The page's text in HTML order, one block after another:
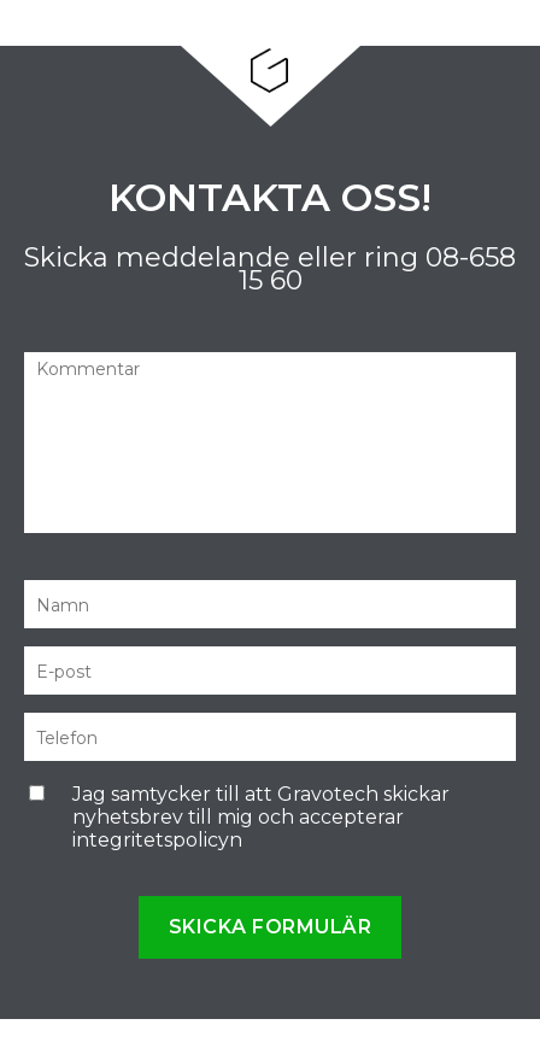
KONTAKTA OSS!
Skicka meddelande eller ring 08-658
15 60
Jag samtycker till att Gravotech skickar
nyhetsbrev till mig och accepterar
integritetspolicyn
SKICKA FORMULÄR